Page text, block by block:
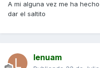
A mi alguna vez me ha
dar el saltito
lenuam